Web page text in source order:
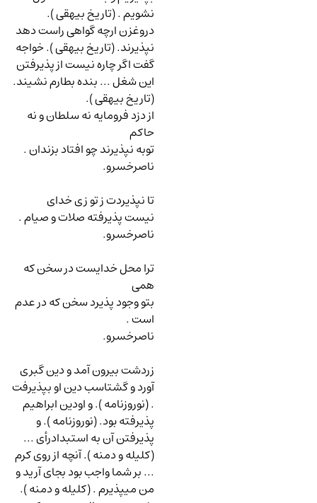
نشویم . (تاریخ بیهقی ).
دروغزن ارچه گواهی راست دهد
نپذیرند. (تاریخ بیهقی ). خواجه
گفت اگر چاره نیست از پذیرفتن
این شغل ... بنده بطارم نشیند.
(تاریخ بیهقی ).
از دزد فرومایه نه سلطان و نه
حاکم
توبه نپذیرند چو افتاد بزندان .
ناصرخسرو.
تا نپذیردت ز تو زی خدای
نیست پذیرفته صلات و صیام .
ناصرخسرو.
ترا محل خدایست در سخن که
همی
بتو وجود پذیرد سخن که در عدم
است .
ناصرخسرو.
زردشت بیرون آمد و دین گبری
آورد و گشتاسب دین او بپذیرفت
. (نوروزنامه ). و اودین ابراهیم
پذیرفته بود. (نوروزنامه ). و
پذیرفتن آن به استبدادرأی ...
(کلیله و دمنه ). آنچه از روی کرم
... بر شما واجب بود بجای آرید و
من میپذیرم . (کلیله و دمنه ).